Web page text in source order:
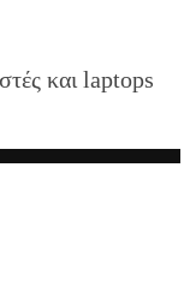
και laptops